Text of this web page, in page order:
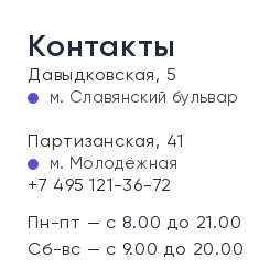
Контакты
Давыдковская, 5
м. Славянский бульвар
Партизанская, 41
м. Молодёжная
+7 495 121-36-72
Пн-пт — с 8.00 до 21.00
Сб-вс — с 9.00 до 20.00